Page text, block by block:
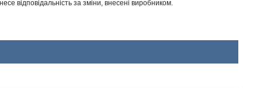
відповідальність за зміни, внесені виробником.